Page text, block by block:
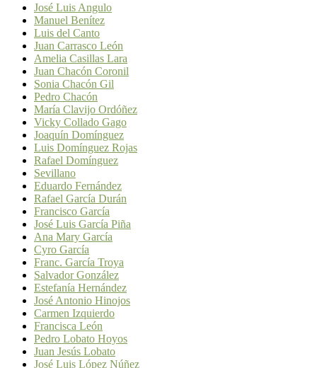
José Luis Angulo
Manuel Benítez
Luis del Canto
Juan Carrasco León
Amelia Casillas Lara
Juan Chacón Coronil
Sonia Chacón Gil
Pedro Chacón
María Clavijo Ordóñez
Vicky Collado Gago
Joaquín Domínguez
Luis Domínguez Rojas
Rafael Domínguez
Sevillano
Eduardo Fernández
Rafael García Durán
Francisco García
José Luis García Piña
Ana Mary García
Cyro García
Franc. García Troya
Salvador González
Estefanía Hernández
José Antonio Hinojos
Carmen Izquierdo
Francisca León
Pedro Lobato Hoyos
Juan Jesús Lobato
José Luis López Núñez